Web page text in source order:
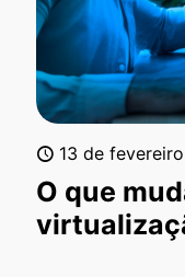
13 de
O que